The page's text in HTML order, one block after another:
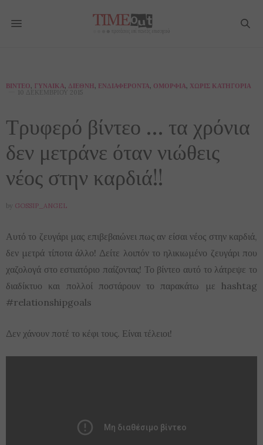
ΒΊΝΤΕΟ, ΓΥΝΑΊΚΑ, ΔΙΕΘΝΉ, ΕΝΔΙΑΦΈΡΟΝΤΑ, ΟΜΟΡΦΙΆ, ΧΩΡΊΣ ΚΑΤΗΓΟΡΊΑ
10 ΔΕΚΕΜΒΡΊΟΥ 2015
Τρυφερό βίντεο … τα χρόνια
δεν μετράνε όταν νιώθεις
νέος στην καρδιά!!
by GOSSIP_ANGEL
Αυτό το ζευγάρι μας επιβεβαιώνει πως αν είσαι νέος στην καρδιά,
δεν μετρά τίποτα άλλο! Δείτε λοιπόν το ηλικιωμένο ζευγάρι που
χαζολογά στο εστιατόριο παίζοντας! Το βίντεο αυτό το λάτρεψε το
διαδίκτυο και πολλοί ποστάρουν το παρακάτω με hashtag
#relationshipgoals
Δεν χάνουν ποτέ το κέφι τους. Είναι τέλειοι!